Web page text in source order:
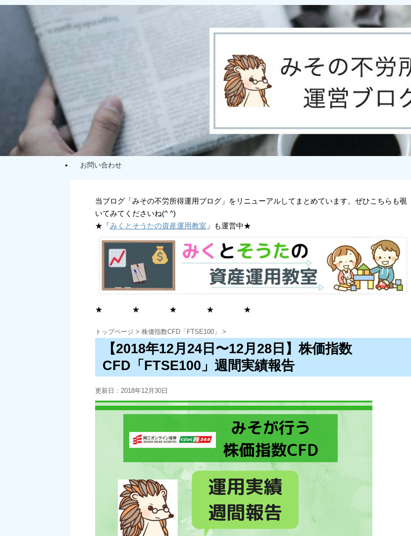
お問い合わせ
当ブログ「みその不労所得運用ブログ」をリニューアルしてまとめています。ぜひこちらも覗
いてみてくださいね(^ ^)
★「 みくとそうたの資産運用教室 」も運営中★
★ ★ ★ ★ ★
トップページ > 株価指数CFD「FTSE100」 >
【2018年12月24日〜12月28日】株価指数
CFD「FTSE100」週間実績報告
更新日： 2018年12月30日